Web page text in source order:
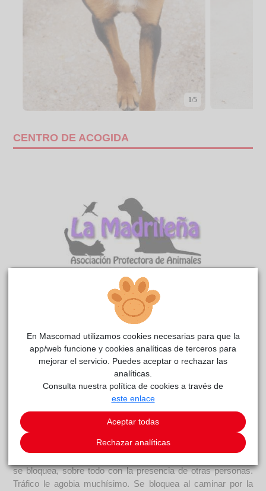
1/5
CENTRO DE ACOGIDA
reside actualmente en el centro de acogida
madrileña.
COMENTARIOS
Descripción Albin es un perrete precioso y algo sensible. Le
incomoda un poco la manipulación y puesta de arnés, se
queda muy quieto y un poco encogido. Al principio de llegar al
albergue no quería salir al parque. Poco a poco ha ido
cogiendo confianza y ya hemos conseguido dar un buen
se bloquea, sobre todo con la presencia de otras personas.
Tráfico le agobia muchísimo. Se bloquea al caminar por la
En Mascomad utilizamos cookies necesarias para que la
app/web funcione y cookies analíticas de terceros para
mejorar el servicio. Puedes aceptar o rechazar las
analíticas.
Consulta nuestra política de cookies a través de
este enlace
Aceptar todas
Rechazar analíticas